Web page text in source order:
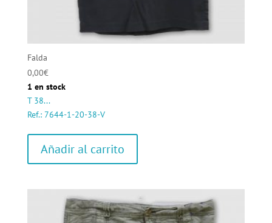
Falda
0,00€
1 en stock
T 38...
Ref.: 7644-1-20-38-V
Añadir al carrito